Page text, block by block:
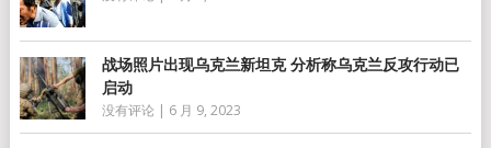
战场照片出现乌克兰新坦克 分析称乌克兰反攻行动已
启动
没有评论 | 6 月 9, 2023